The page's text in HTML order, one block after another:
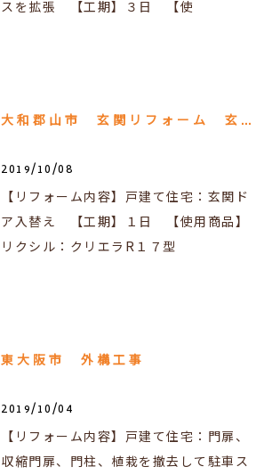
スを拡張 【工期】３日 【使
大和郡山市 玄関リフォーム 玄関ドア入替え
2019/10/08
【リフォーム内容】戸建て住宅：玄関ド
ア入替え 【工期】１日 【使用商品】
リクシル：クリエラR１７型
東大阪市 外構工事
2019/10/04
【リフォーム内容】戸建て住宅：門扉、
収縮門扉、門柱、植栽を撤去して駐車ス